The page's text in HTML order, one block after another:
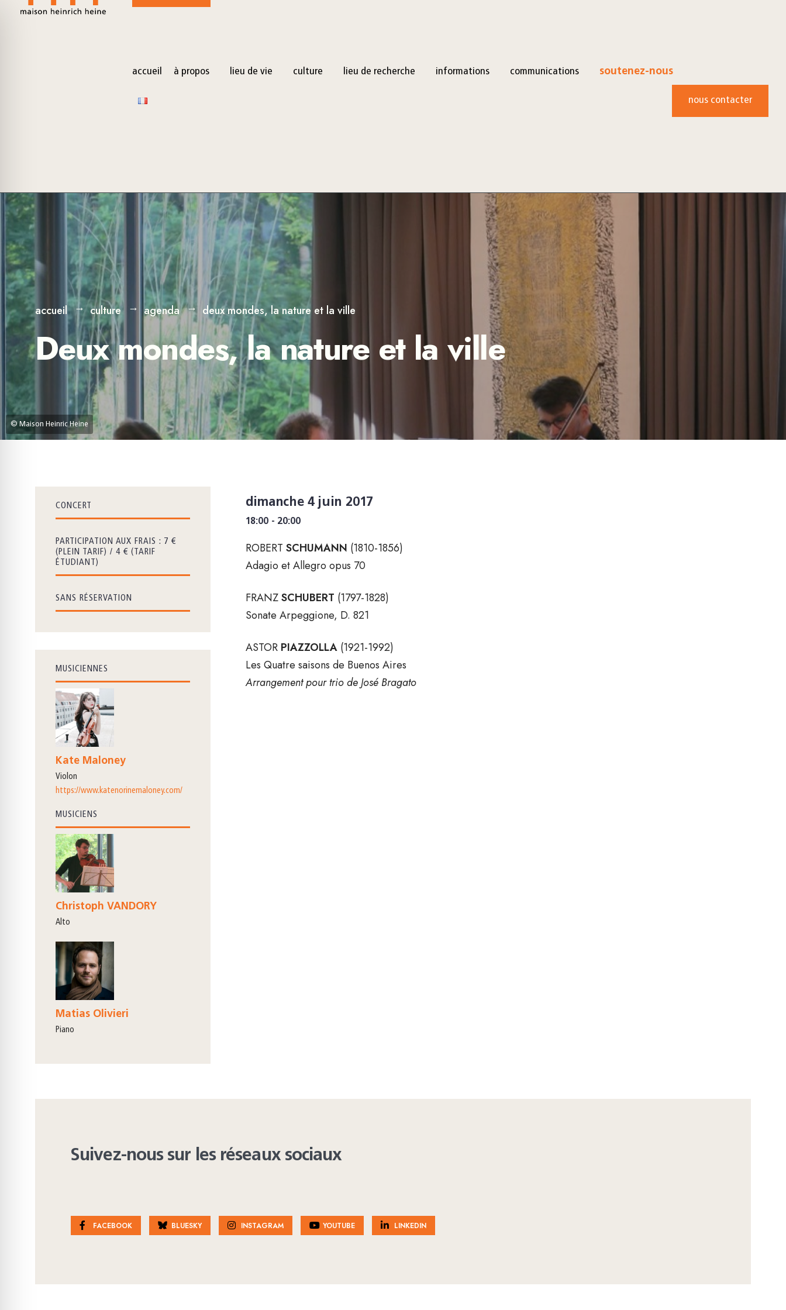
accueil à propos lieu de vie culture lieu de recherche informations communications soutenez-nous
nous contacter
© Maison Heinric Heine
accueil culture agenda deux mondes, la nature et la ville
Deux mondes, la nature et la ville
dimanche 4 juin 2017
18:00 - 20:00
ROBERT SCHUMANN (1810-1856)
Adagio et Allegro opus 70
FRANZSCHUBERT (1797-1828)
Sonate Arpeggione, D. 821
ASTOR PIAZZOLLA(1921-1992)
Les Quatre saisons de Buenos Aires
Arrangement pour trio de José Bragato
CONCERT
PARTICIPATION AUX FRAIS : 7 €
(PLEIN TARIF) / 4 € (TARIF
ÉTUDIANT)
SANS RÉSERVATION
MUSICIENNES
Kate Maloney
violon
https://www.katenorinemaloney.com/
MUSICIENS
Christoph VANDORY
alto
Matias Olivieri
piano
Suivez-nous sur les réseaux sociaux
FACEBOOK BLUESKY INSTAGRAM YOUTUBE LINKEDIN